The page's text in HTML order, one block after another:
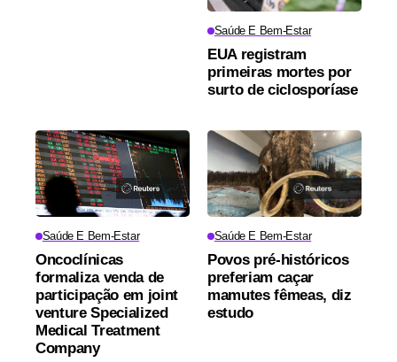
Saúde E Bem-Estar
EUA registram
primeiras mortes por
surto de ciclosporíase
Saúde E Bem-Estar
Oncoclínicas
formaliza venda de
participação em joint
venture Specialized
Medical Treatment
Company
Saúde E Bem-Estar
Povos pré-históricos
preferiam caçar
mamutes fêmeas, diz
estudo